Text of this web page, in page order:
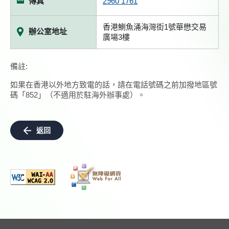
辦公室地址
香港鰂魚涌海灣街1號華懋交易
廣場3樓
備註:
如果在香港以外地方致電的話，請在電話號碼之前加撥地區號
碼「852」（不適用於駐海外辦事處）。
返回